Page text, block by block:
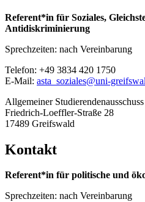
Referent*in für Soziales,
Antidiskriminierung
Sprechzeiten: nach Vereinbarung
Telefon: +49 3834 420 1750
E-Mail: asta_soziales@uni-
Allgemeiner Studierendenausschuss
Friedrich-Loeffler-Straße 28
17489 Greifswald
Kontakt
Referent*in für politische und
Sprechzeiten: nach Vereinbarung